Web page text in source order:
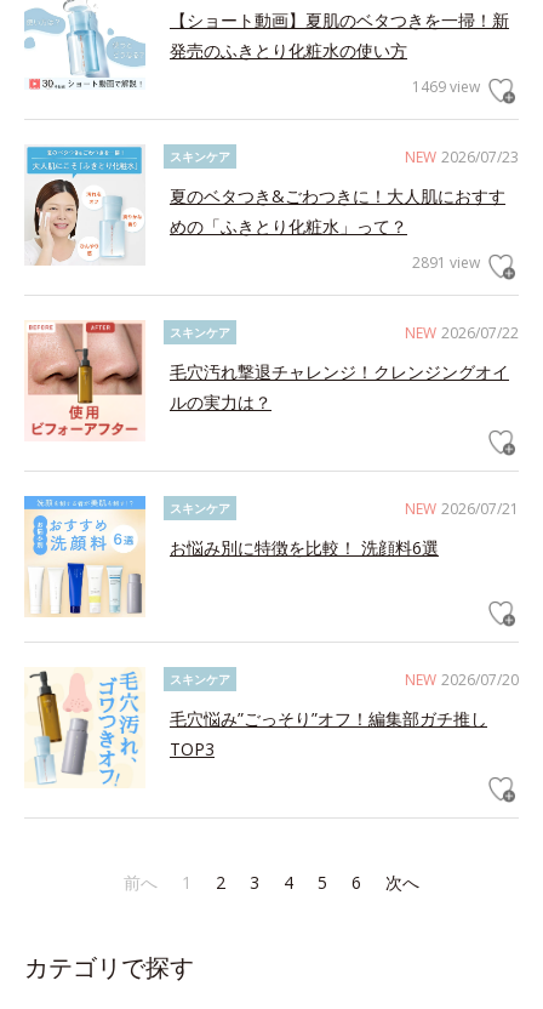
【ショート動画】夏肌のベタつきを一掃！新
発売のふきとり化粧水の使い方
1469 view
NEW 2026/07/23
スキンケア
夏のベタつき&ごわつきに！大人肌におすす
めの「ふきとり化粧水」って？
2891 view
NEW 2026/07/22
スキンケア
毛穴汚れ撃退チャレンジ！クレンジングオイ
ルの実力は？
NEW 2026/07/21
スキンケア
お悩み別に特徴を比較！ 洗顔料6選
NEW 2026/07/20
スキンケア
毛穴悩み”ごっそり”オフ！編集部ガチ推し
TOP3
前へ 1 2 3 4 5 6 次へ
カテゴリで探す